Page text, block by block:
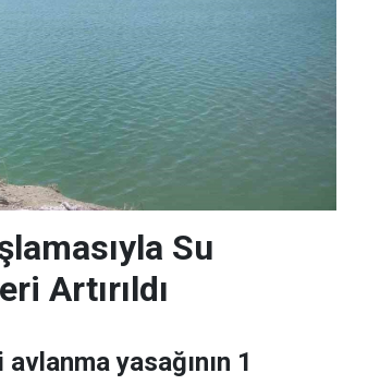
Su
Artırıldı
yasağının 1